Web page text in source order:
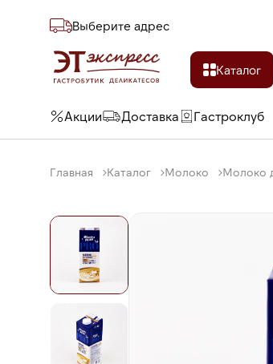
Выберите адреc
Каталог
Акции Доставка Гастроклуб
Главная Каталог Молоко Молоко